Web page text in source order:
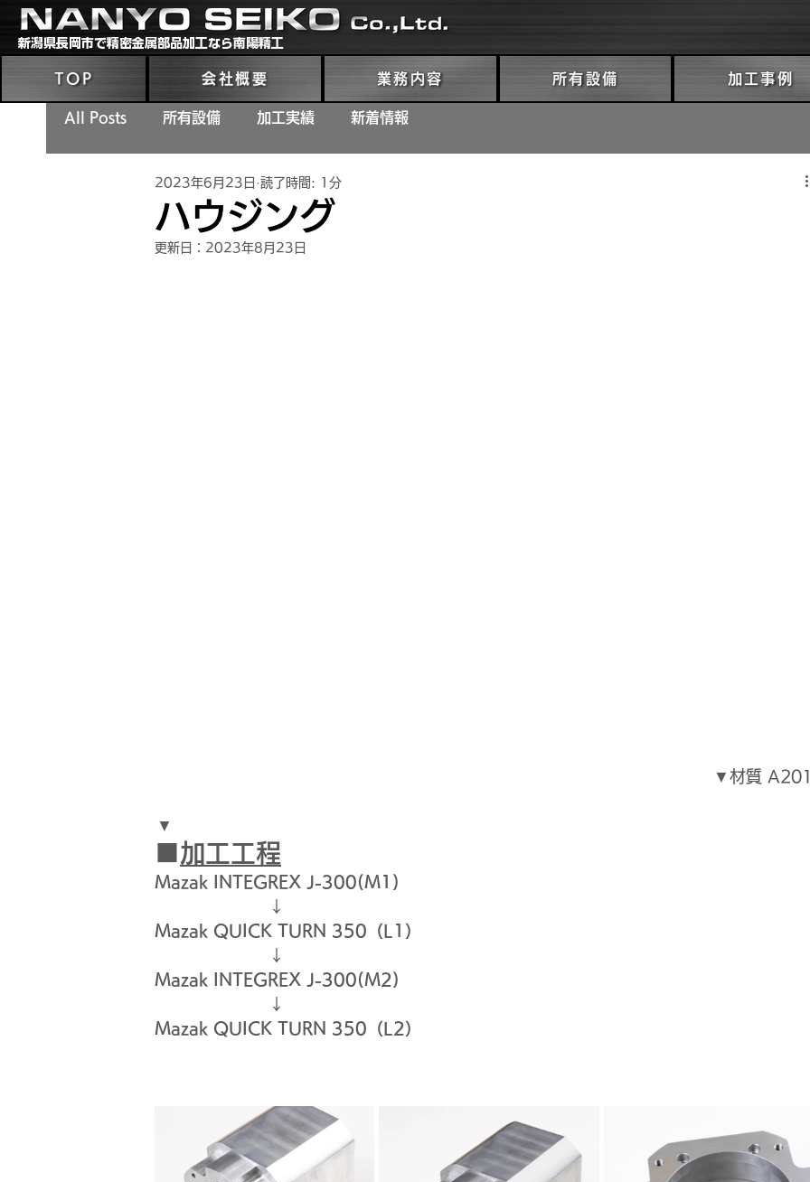
新潟県長岡市で精密金属部品加工なら南陽精工
TOP 会社概要 業務内容 所有設備 加工事例
All Posts 所有設備 加工実績 新着情報
ハウジング
2023年6月23日 読了時間: 1分
更新日： 2023年8月23日
▼材質
▼　　　　　　　　　　　　　　　　　　　　　　　　　　　　　　　　　　　　　　
加工工程
Mazak INTEGREX J-300(M1)
↓
Mazak QUICK TURN 350（L1）
↓
Mazak INTEGREX J-300(M2)
↓
Mazak QUICK TURN 350（L2）